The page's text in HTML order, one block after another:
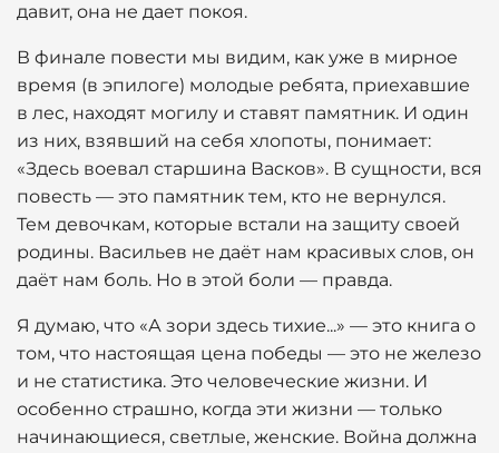
давит, она не дает покоя.
В финале повести мы видим, как уже в мирное
время (в эпилоге) молодые ребята, приехавшие
в лес, находят могилу и ставят памятник. И один
из них, взявший на себя хлопоты, понимает:
«Здесь воевал старшина Васков». В сущности, вся
повесть — это памятник тем, кто не вернулся.
Тем девочкам, которые встали на защиту своей
родины. Васильев не даёт нам красивых слов, он
даёт нам боль. Но в этой боли — правда.
Я думаю, что «А зори здесь тихие...» — это книга о
том, что настоящая цена победы — это не железо
и не статистика. Это человеческие жизни. И
особенно страшно, когда эти жизни — только
начинающиеся, светлые, женские. Война должна